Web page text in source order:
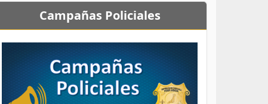
Campañas Policiales